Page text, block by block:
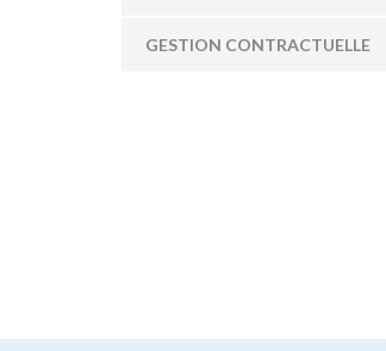
GESTION CONTRACTUELLE